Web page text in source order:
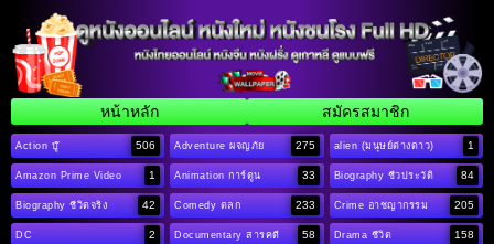
หน้าหลัก สมัครสมาชิก
Action บู๊ 506 Adventure ผจญภัย 275 alien (มนุษย์ต่างดาว) 1
Amazon Prime Video 1 Animation การ์ตูน 33 Biography ชีวประวัติ 84
Biography ชีวิตจริง 42 Comedy ตลก 233 Crime อาชญากรรม 205
DC 2 Documentary สารคดี 58 Drama ชีวิต 158